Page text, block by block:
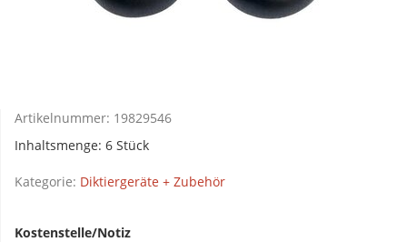
Artikelnummer: 19829546
Inhaltsmenge: 6 Stück
Kategorie: Diktiergeräte + Zubehör
Kostenstelle/Notiz